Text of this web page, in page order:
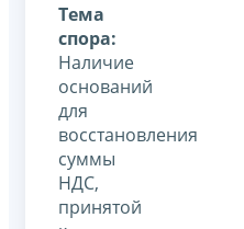
Тема
спора:
Наличие
оснований
для
восстановления
суммы
НДС,
принятой